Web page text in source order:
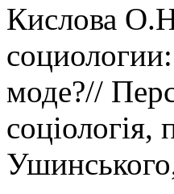
Кислова
моде?//